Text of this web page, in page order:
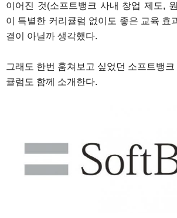
이어진 것(소프트뱅크 사내 창업 제도,
이 특별한 커리큘럼 없이도 좋은 교육 효
결이 아닐까 생각했다.
그래도 한번 훔쳐보고 싶었던 소프트뱅크
큘럼도 함께 소개한다.